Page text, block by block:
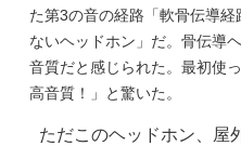
た第3の音の経路「軟骨伝導
ないヘッドホン」だ。骨伝導
音質だと感じられた。最初使
高音質！」と驚いた。
ただこのヘッドホン、屋